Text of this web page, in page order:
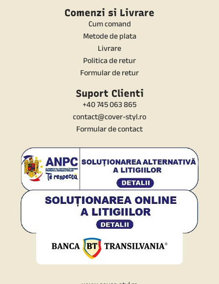
Comenzi si Livrare
Cum comand
Metode de plata
Livrare
Politica de retur
Formular de retur
Suport Clienti
+40 745 063 865
contact@cover-styl.ro
Formular de contact